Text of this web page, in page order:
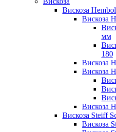
Вискоза
Вискоза
мм
180
Вискоза
Вискоза
Вискоза
Вискоза Steiff
Вискоза